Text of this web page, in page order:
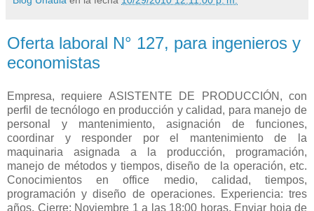
Oferta laboral N° 127, para ingenieros y
economistas
Empresa, requiere ASISTENTE DE PRODUCCIÓN, con
perfil de tecnólogo en producción y calidad, para manejo de
personal y mantenimiento, asignación de funciones,
coordinar y responder por el mantenimiento de la
maquinaria asignada a la producción, programación,
manejo de métodos y tiempos, diseño de la operación, etc.
Conocimientos en office medio, calidad, tiempos,
programación y diseño de operaciones. Experiencia: tres
años. Cierre: Noviembre 1 a las 18:00 horas. Enviar hoja de